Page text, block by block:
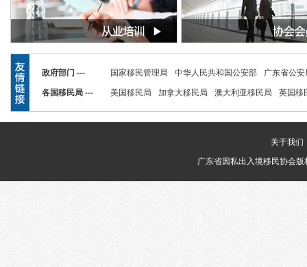
政府部门 --- 国家移民管理局 中华人民共和国公安部 广东省公
各国移民局 --- 美国移民局 加拿大移民局 澳大利亚移民局 英国移
关于我们
广东省因私出入境移民协会